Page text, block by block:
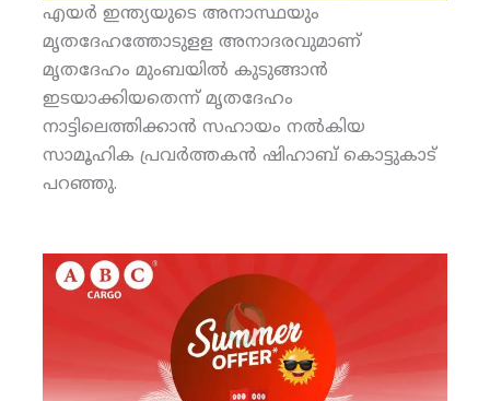
എയര്‍ ഇന്ത്യയുടെ അനാസ്ഥയും
മൃതദേഹത്തോടുളള അനാദരവുമാണ്
മൃതദേഹം മുംബയില്‍ കുടുങ്ങാന്‍
ഇടയാക്കിയതെന്ന് മൃതദേഹം
നാട്ടിലെത്തിക്കാന്‍ സഹായം നല്‍കിയ
സാമൂഹിക പ്രവര്‍ത്തകന്‍ ഷിഹാബ് കൊട്ടുകാട്
പറഞ്ഞു.